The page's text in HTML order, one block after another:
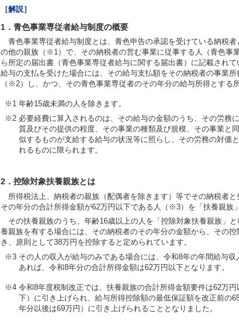
［解説］
1．青色事業専従者給与制度の概要
青色事業専従者給与制度とは、青色申告の承認を受けている納税者
の他の親族（※1）で、その納税者の営む事業に従事する人（青色事
ら所定の届出書（青色事業専従者給与に関する届出書）に記載され
給与の支払を受けた場合には、その給与支払額をその納税者の事業所
（※2）し、かつ、その青色事業専従者のその年分の給与所得とする
※1 年齢15歳未満の人を除きます。
※2 必要経費に算入されるのは、その給与の金額のうち、その労務
質及びその提供の程度、その事業の種類及び規模、その事業と
似するものが支給する給与の状況等に照らし、その労務の対価
れるものに限られます。
2．控除対象扶養親族とは
所得税法上、納税者の親族（配偶者を除きます）等でその納税者と
その年分の合計所得金額が62万円以下である人（※3）を「扶養親族
その扶養親族のうち、年齢16歳以上の人を「控除対象扶養親族」
養親族を有する場合には、その納税者のその年分の金額から、その
き、原則として38万円を控除すると定められています。
※3 その人の収入が給与のみである場合には、令和8年の年間給与
あれば、令和8年分の合計所得金額は62万円以下となります。
※4 令和8年度税制改正では、扶養親族の合計所得金額要件は62万円
下）に引き上げられ、給与所得控除額の最低保証額を改正前の
年分以後は69万円）に引き上げられることとなりました。